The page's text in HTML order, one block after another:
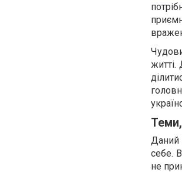
Даний
себе.
не